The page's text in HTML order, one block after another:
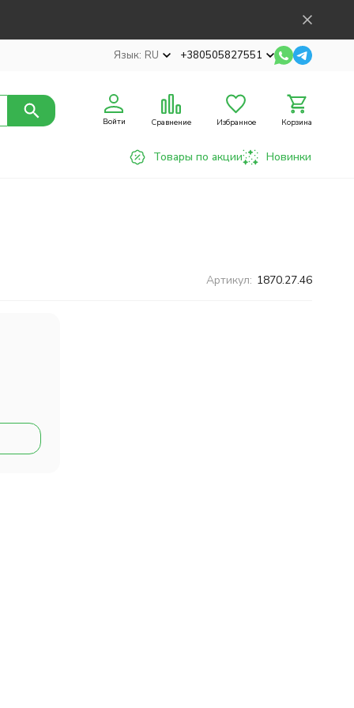
Язык: RU +380505827551
Войти Сравнение Избранное Корзина
Товары по акции Новинки
Артикул: 1870.27.46